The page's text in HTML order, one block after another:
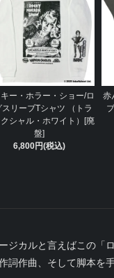
ー・ホラー・ショー/ロ
スリーブTシャツ （トラ
シャル・ホワイト）[廃
盤]
6,800円(税込)
赤
ジカルと言えばこの「
詞作曲、そして脚本を